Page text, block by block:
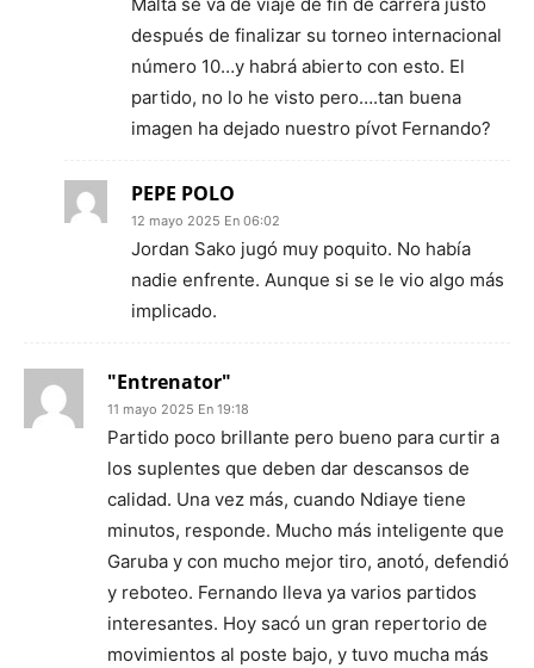
después de finalizar su torneo internacional
número 10…y habrá abierto con esto. El
partido, no lo he visto pero….tan buena
imagen ha dejado nuestro pívot Fernando?
PEPE POLO
12 mayo 2025 En 06:02
Jordan Sako jugó muy poquito. No había
nadie enfrente. Aunque si se le vio algo más
implicado.
"Entrenator"
11 mayo 2025 En 19:18
Partido poco brillante pero bueno para curtir a
los suplentes que deben dar descansos de
calidad. Una vez más, cuando Ndiaye tiene
minutos, responde. Mucho más inteligente que
Garuba y con mucho mejor tiro, anotó, defendió
y reboteo. Fernando lleva ya varios partidos
interesantes. Hoy sacó un gran repertorio de
movimientos al poste bajo, y tuvo mucha más